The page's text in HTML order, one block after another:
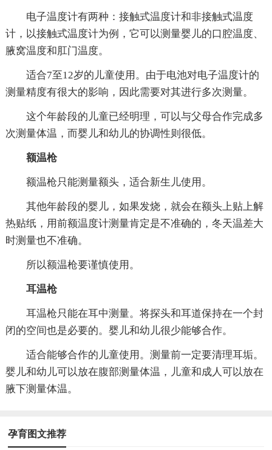
电子温度计有两种：接触式温度计和非接触式温度
计，以接触式温度计为例，它可以测量婴儿的口腔温度、
腋窝温度和肛门温度。
适合7至12岁的儿童使用。由于电池对电子温度计的
测量精度有很大的影响，因此需要对其进行多次测量。
这个年龄段的儿童已经明理，可以与父母合作完成多
次测量体温，而婴儿和幼儿的协调性则很低。
额温枪
额温枪只能测量额头，适合新生儿使用。
其他年龄段的婴儿，如果发烧，就会在额头上贴上解
热贴纸，用前额温度计测量肯定是不准确的，冬天温差大
时测量也不准确。
所以额温枪要谨慎使用。
耳温枪
耳温枪只能在耳中测量。将探头和耳道保持在一个封
闭的空间也是必要的。婴儿和幼儿很少能够合作。
适合能够合作的儿童使用。测量前一定要清理耳垢。
婴儿和幼儿可以放在腹部测量体温，儿童和成人可以放在
腋下测量体温。
孕育图文推荐